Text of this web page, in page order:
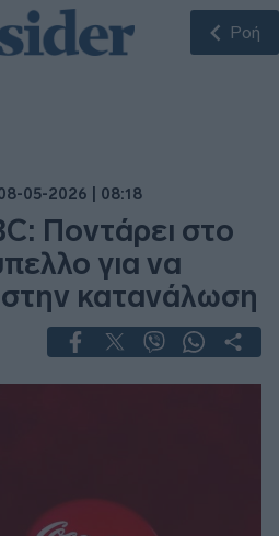
Ροή
05-2026 | 08:18
Ποντάρει στο
για να
κατανάλωση